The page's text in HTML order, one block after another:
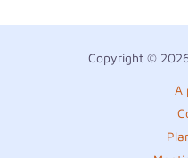
Copyright ©
A